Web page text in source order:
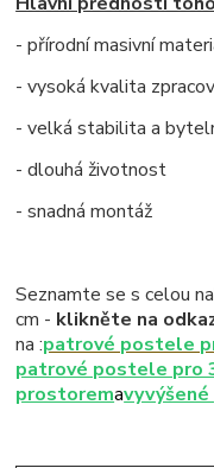
- přírodní masivní
- vysoká kvalita
- velká stabilita a
- dlouhá životnost
- snadná montáž
Seznamte se s celou
cm - klikněte na
na :patrové postele
patrové postele pro
prostorema